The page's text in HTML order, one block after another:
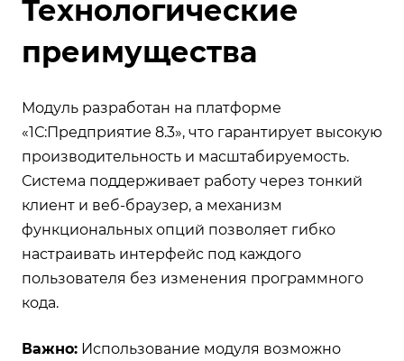
Технологические
преимущества
Модуль разработан на платформе
«1С:Предприятие 8.3», что гарантирует высокую
производительность и масштабируемость.
Система поддерживает работу через тонкий
клиент и веб-браузер, а механизм
функциональных опций позволяет гибко
настраивать интерфейс под каждого
пользователя без изменения программного
кода.
Важно: Использование модуля возможно